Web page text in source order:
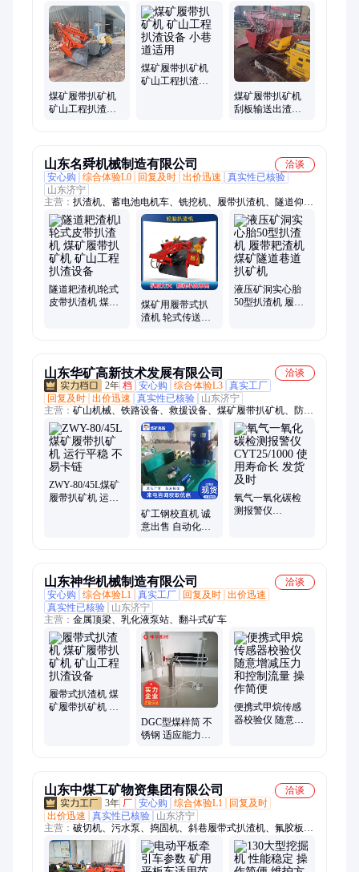
机、扒渣机、电动扫地车、小型挖掘机、轮式挖掘机
煤矿履带扒矿机
矿山工程扒渣设
煤矿履带扒矿机
矿山工程扒渣设
煤矿履带扒矿机
刮板输送出渣机
山东名舜机械制造有限公司
洽谈
安心购
综合体验L0 回复及时 出价迅速
真实性已核验
山东济宁
主营： 扒渣机、蓄电池电机车、铣挖机、履带扒渣机、隧道仰拱
钢刷、矿用电机车、挖掘式装载机、矿用架线电机车、大坡度扒
渣机、轮式扒渣机、刮板扒渣机、井下电机车、隧道扒渣机、小
型扒渣机、矿用工程三轮车、仰拱钢刷、挖机清扫钢刷、仰拱清
渣刷头、三排仰拱钢刷、横向铣挖机、纵向铣挖机、挖掘机铣挖
属具、液压铣挖机、挖机铣挖头、耙渣机
隧道耙渣机l轮式
皮带扒渣机 煤矿
煤矿用履带式扒
渣机 轮式传送带
液压矿洞实心胎
50型扒渣机 履带
山东华矿高新技术发展有限公司
洽谈
2年 档 安心购 综合体验L3 真实工厂
回复及时 出价迅速 真实性已核验
山东济宁
主营： 矿山机械、铁路设备、救援设备、煤矿履带扒矿机、防爆
电器、路面机械、工程机械
ZWY-80/45L煤矿
履带扒矿机 运行
矿工钢校直机 诚
意出售 自动化调
氧气一氧化碳检
测报警仪
山东神华机械制造有限公司
洽谈
安心购
综合体验L1 真实工厂 回复及时 出价迅速
真实性已核验
山东济宁
主营： 金属顶梁、乳化液泵站、翻斗式矿车
履带式扒渣机 煤
矿履带扒矿机 矿
DGC型煤样筒 不
锈钢 适应能力强
便携式甲烷传感
器校验仪 随意增
山东中煤工矿物资集团有限公司
洽谈
3年 厂 安心购 综合体验L1
回复及时
出价迅速
真实性已核验
山东济宁
主营： 破切机、污水泵、捣固机、斜巷履带式扒渣机、氟胶板、
压力盒、耙斗机、工字钢、安装机、风筒布、三用阀、减速机、
振动器、扒渣机、托辊组、磨轨机、道口板、小挖机、耙装机、